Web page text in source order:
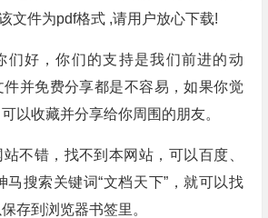
文件为pdf格式 ,请用户放心下载!
们好，你们的支持是我们前进的动
件并免费分享都是不容易，如果你觉
以收藏并分享给你周围的朋友。
不错，找不到本网站，可以百度、
马搜索关键词“文档天下”，就可以找
存到浏览器书签里。